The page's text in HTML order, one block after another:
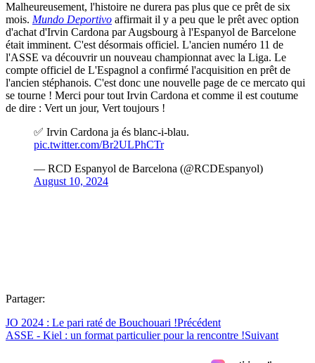
Malheureusement, l'histoire ne durera pas plus que ce prêt de six
mois. Mundo Deportivo affirmait il y a peu que le prêt avec option
d'achat d'Irvin Cardona par Augsbourg à l'Espanyol de Barcelone
était imminent. C'est désormais officiel. L'ancien numéro 11 de
l'ASSE va découvrir un nouveau championnat avec la Liga. Le
compte officiel de L'Espagnol a confirmé l'acquisition en prêt de
l'ancien stéphanois. C'est donc une nouvelle page de ce mercato qui
se tourne ! Merci pour tout Irvin Cardona et comme il est coutume
de dire : Vert un jour, Vert toujours !
✅ Irvin Cardona ja és blanc-i-blau.
pic.twitter.com/Br2ULPhCTr
— RCD Espanyol de Barcelona (@RCDEspanyol)
August 10, 2024
Partager:
JO 2024 : Le pari raté de Bouchouari !Précédent
ASSE - Kiel : un format particulier pour la rencontre !Suivant